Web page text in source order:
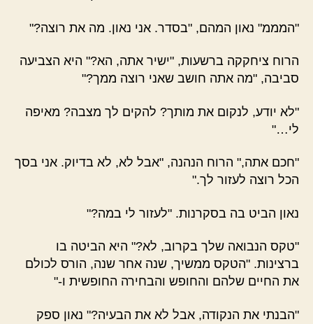
"המממ" נאון המהם, "בסדר. אני נאון. מה את רוצה?"
הרוח ציחקקה ברשעות, "ישיר אתה, הא?" היא הצביעה
סביבה, "מה אתה חושב שאני רוצה ממך?"
"לא יודע, לנקום את מותך? להקים לך מצבה? מאיפה
לי…"
"חכם אתה," הרוח הנהנה, "אבל לא, לא בדיוק. אני בסך
הכל רוצה לעזור לך."
נאון הביט בה בסקרנות. "לעזור לי במה?"
"טקס הנבואה שלך בקרוב, לא?" היא הביטה בו
ברצינות. "הטקס ממשיך, שנה אחר שנה, הורס לכולם
את החיים שלהם והחופש והבחירה החופשית ו-"
"הבנתי את הנקודה, אבל לא את הבעיה?" נאון ספק